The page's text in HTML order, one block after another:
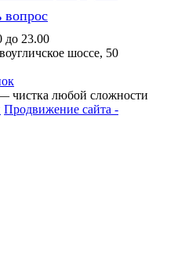
вопрос
до 23.00
шоссе, 50
чистка любой сложности
Продвижение сайта -